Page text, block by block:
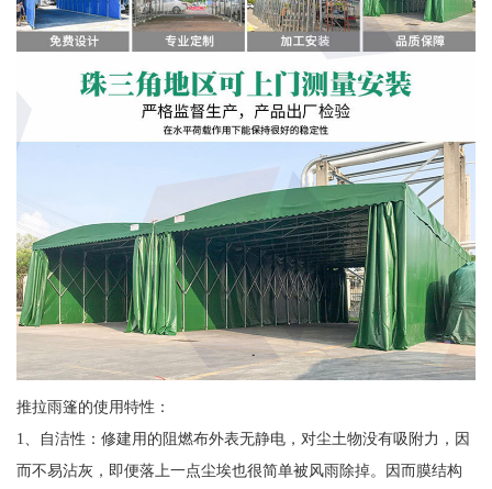
推拉雨篷的使用特性：
1、自洁性：修建用的阻燃布外表无静电，对尘土物没有吸附力，因
而不易沾灰，即便落上一点尘埃也很简单被风雨除掉。因而膜结构